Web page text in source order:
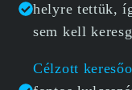
helyre tettük,
sem kell
Célzott